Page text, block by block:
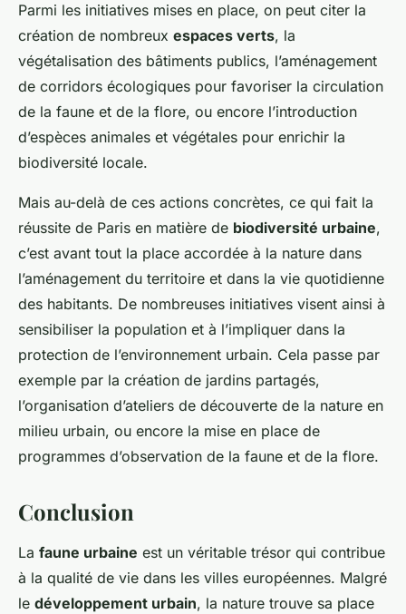
Parmi les initiatives mises en place, on peut citer la
création de nombreux espaces verts, la
végétalisation des bâtiments publics, l’aménagement
de corridors écologiques pour favoriser la circulation
de la faune et de la flore, ou encore l’introduction
d’espèces animales et végétales pour enrichir la
biodiversité locale.
Mais au-delà de ces actions concrètes, ce qui fait la
réussite de Paris en matière de biodiversité urbaine,
c’est avant tout la place accordée à la nature dans
l’aménagement du territoire et dans la vie quotidienne
des habitants. De nombreuses initiatives visent ainsi à
sensibiliser la population et à l’impliquer dans la
protection de l’environnement urbain. Cela passe par
exemple par la création de jardins partagés,
l’organisation d’ateliers de découverte de la nature en
milieu urbain, ou encore la mise en place de
programmes d’observation de la faune et de la flore.
Conclusion
La faune urbaine est un véritable trésor qui contribue
à la qualité de vie dans les villes européennes. Malgré
le développement urbain, la nature trouve sa place